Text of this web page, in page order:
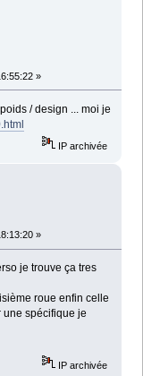
»
/ design ... moi je
IP archivée
»
je trouve ça tres
roue enfin celle
une spécifique je
IP archivée